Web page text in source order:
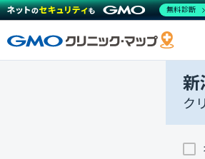
新
ク
無料診断